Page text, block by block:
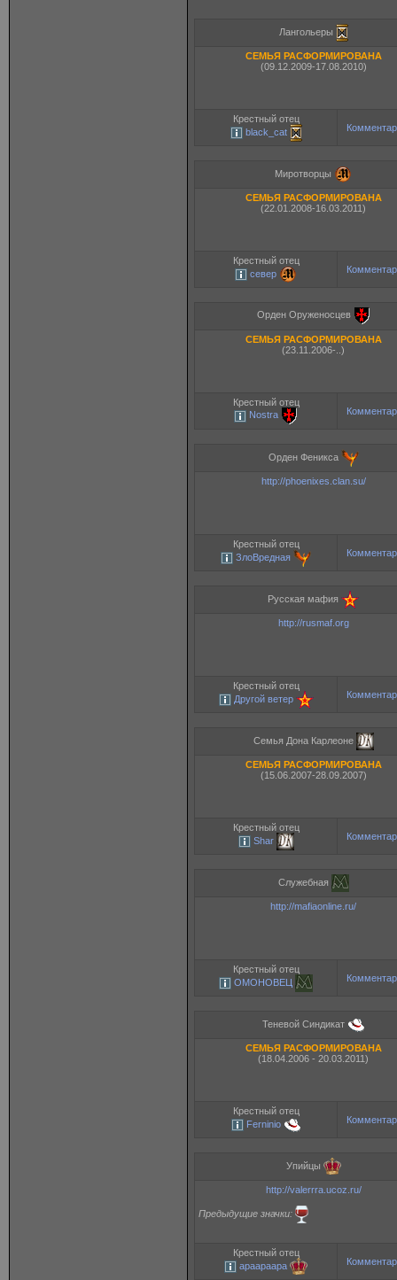
Лангольеры
СЕМЬЯ РАСФОРМИРОВАНА
(09.12.2009-17.08.2010)
Крестный отец
black_cat
Миротворцы
СЕМЬЯ РАСФОРМИРОВАНА
(22.01.2008-16.03.2011)
Крестный отец
север
Орден Оруженосцев
СЕМЬЯ РАСФОРМИРОВАНА
(23.11.2006-..)
Крестный отец
Nostra
Орден Феникса
http://phoenixes.clan.su/
Крестный отец
ЗлоВредная
Русская мафия
http://rusmaf.org
Крестный отец
Другой ветер
Семья Дона Карлеоне
СЕМЬЯ РАСФОРМИРОВАНА
(15.06.2007-28.09.2007)
Крестный отец
Shar
Служебная
http://mafiaonline.ru/
Крестный отец
ОМОНОВЕЦ
Теневой Синдикат
СЕМЬЯ РАСФОРМИРОВАНА
(18.04.2006 - 20.03.2011)
Крестный отец
Ferninio
Упийцы
http://valerrra.ucoz.ru/
Предыдущие значки:
Крестный отец
apaapaapa